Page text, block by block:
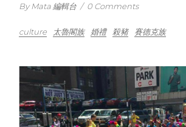
By Mata 編輯台 / 0 Comments
culture 太魯閣族 婚禮 殺豬 賽德克族